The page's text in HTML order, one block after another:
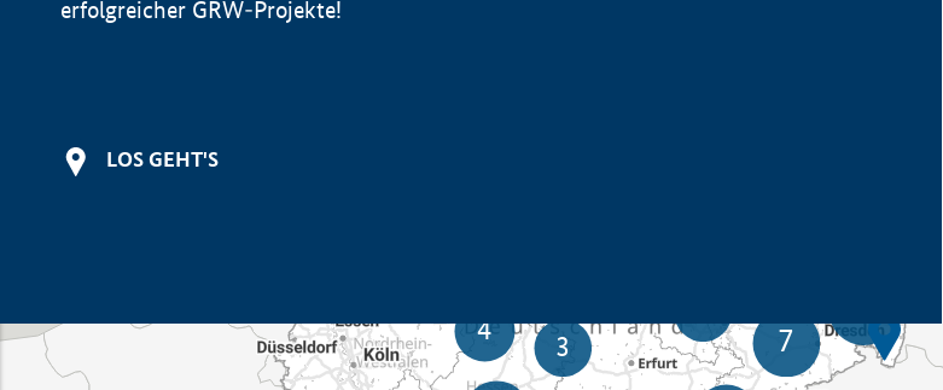
erfolgreicher GRW-Projekte!
LOS GEHT'S